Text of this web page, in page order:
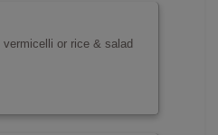
or rice & salad